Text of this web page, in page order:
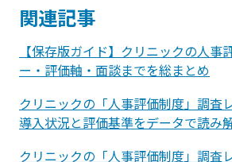
関連記事
【保存版ガイド】クリニックの人事
ー・評価軸・面談までを総まとめ
クリニックの「人事評価制度」調査
導入状況と評価基準をデータで読み
クリニックの「人事評価制度」調査